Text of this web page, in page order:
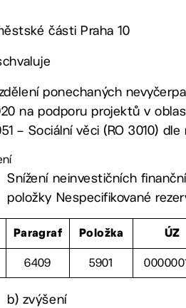
části Praha 10
ponechaných
na podporu projektů v
– Sociální věci (RO 3010)
Snížení neinvestičních
položky Nespecifikované
Paragraf Položka ÚZ
6409 5901
b) zvýšení